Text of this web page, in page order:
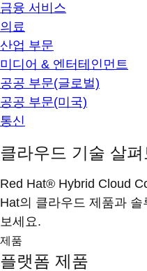
금융 서비스
의료
산업 부문
미디어 & 엔터테인먼트
공공 부문(글로벌)
공공 부문(미국)
통신
클라우드 기술 살펴
Red Hat® Hybrid Cloud
Hat의 클라우드 제품과
보세요.
제품
플랫폼 제품